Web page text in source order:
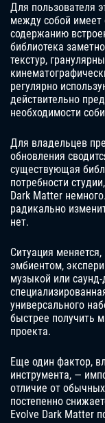
Для пользователя
между собой имеет
содержанию
библиотека
текстур,
регулярно
действительно
необходимости
Для владельцев
обновления
существующая
потребности
Dark Matter
радикально
нет.
Ситуация
эмбиентом,
музыкой или
универсального
быстрее получить
проекта.
Еще один фактор,
инструмента, —
отличие от
постепенно
Evolve Dark Matter